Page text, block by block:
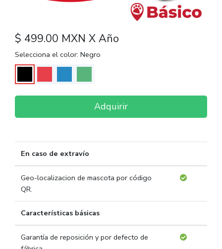
$ 499.00 MXN X Año
Selecciona el color: Negro
Adquirir
En caso de extravío
Geo-localizacion de mascota por código
QR.
Características básicas
Garantía de reposición y por defecto de